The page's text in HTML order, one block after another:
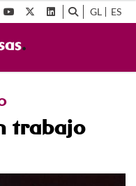
GL ES
trabajo